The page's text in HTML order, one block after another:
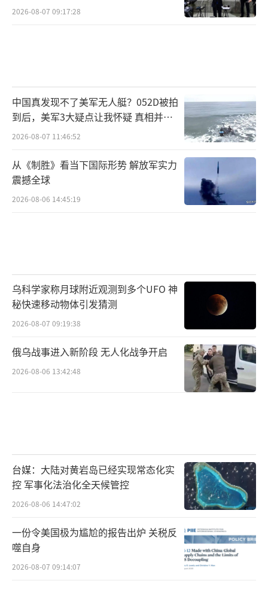
2026-08-07 09:17:28
中国真发现不了美军无人艇？052D被拍
到后，美军3大疑点让我怀疑 真相并非
如此
2026-08-07 11:46:52
从《制胜》看当下国际形势 解放军实力
震撼全球
2026-08-06 14:45:19
乌科学家称月球附近观测到多个UFO 神
秘快速移动物体引发猜测
2026-08-07 09:19:38
俄乌战事进入新阶段 无人化战争开启
2026-08-06 13:42:48
台媒：大陆对黄岩岛已经实现常态化实
控 军事化法治化全天候管控
2026-08-06 14:47:02
一份令美国极为尴尬的报告出炉 关税反
噬自身
2026-08-07 09:14:07